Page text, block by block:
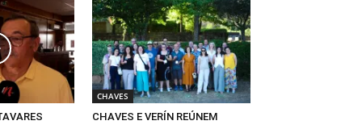
CHAVES
CHAVES E VERÍN REÚNEM